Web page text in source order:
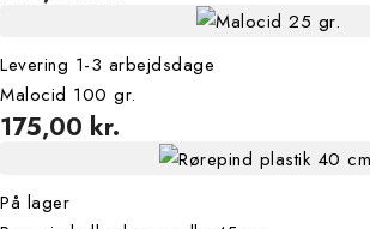
Levering 1-3 arbejdsdage
Malocid 100 gr.
175,00 kr.
På lager